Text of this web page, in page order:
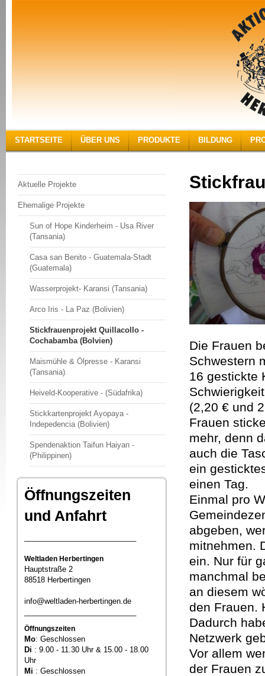
STARTSEITE ÜBER UNS PRODUKTE BILDUNG
Aktuelle Projekte
Ehemalige Projekte
Sun of Hope Kinderheim - Usa River
(Tansania)
Casa san Benito - Guatemala-Stadt
(Guatemala)
Wasserprojekt- Karansi (Tansania)
Arco Iris - La Paz (Bolivien)
Stickfrauenprojekt Quillacollo -
Cochabamba (Bolvien)
Maismühle & Ölpresse - Karansi
(Tansania)
Heiveld-Kooperative - (Südafrika)
Stickkartenprojekt Ayopaya -
Indepedencia (Bolivien)
Spendenaktion Taifun Haiyan -
(Philippinen)
Öffnungszeiten
und Anfahrt
Weltladen Herbertingen
Hauptstraße 2
88518 Herbertingen
info@weltladen-herbertingen.de
Öffnungszeiten
Mo: Geschlossen
Di : 9.00 - 11.30 Uhr & 15.00 - 18.00
Uhr
Mi : Geschlossen
Die Frauen
Schwestern
16 gestickte
(2,20 € und
Frauen
mehr, denn
auch die
ein
einen Tag.
Einmal pro
abgeben,
mitnehmen.
ein. Nur für
manchmal
an diesem
den Frauen.
Dadurch
Netzwerk
Vor allem
der Frauen